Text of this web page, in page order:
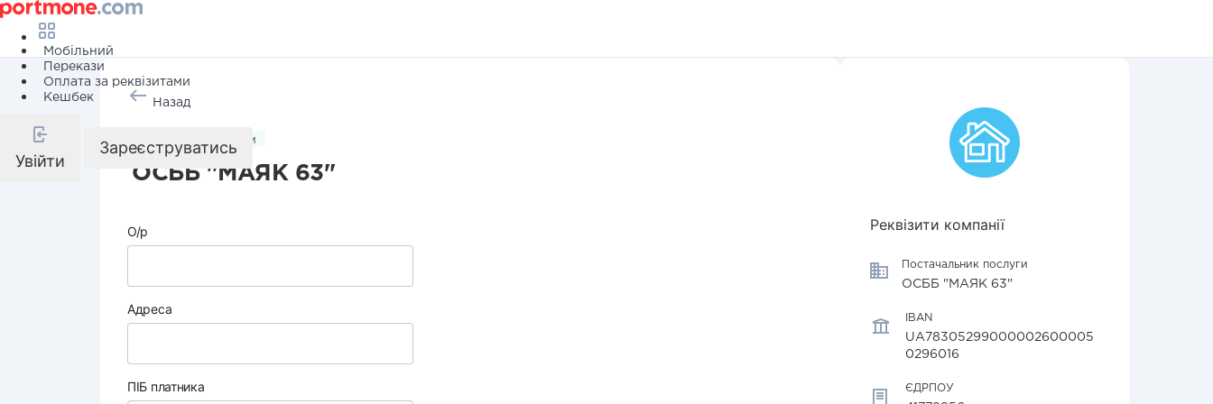
Мобільний
Перекази
Оплата за реквізитами
Кешбек
Увійти
Зареєструватись
Назад
Комунальні послуги
ОСББ "МАЯК 63"
О/р
Адреса
ПІБ платника
Реквізити компанії
Постачальник послуги
ОСББ "МАЯК 63"
IBAN
UA78305299000002600005
0296016
ЄДРПОУ